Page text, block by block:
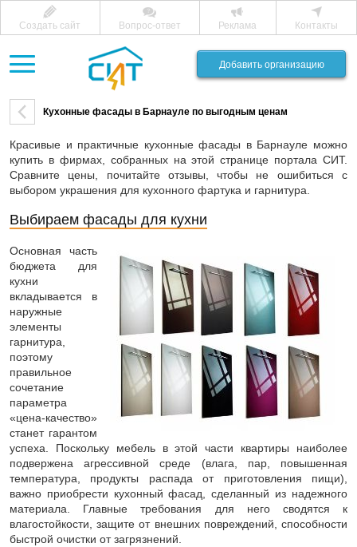
Создать сайт Вопрос-ответ Реклама Контакты
Добавить организацию
Кухонные фасады в Барнауле по выгодным ценам
Красивые и практичные кухонные фасады в Барнауле можно
купить в фирмах, собранных на этой странице портала СИТ.
Сравните цены, почитайте отзывы, чтобы не ошибиться с
выбором украшения для кухонного фартука и гарнитура.
Выбираем фасады для кухни
Основная часть
бюджета для
кухни
вкладывается в
наружные
элементы
гарнитура,
поэтому
правильное
сочетание
параметра
«цена-качество»
станет гарантом
успеха. Поскольку мебель в этой части квартиры наиболее
подвержена агрессивной среде (влага, пар, повышенная
температура, продукты распада от приготовления пищи),
важно приобрести кухонный фасад, сделанный из надежного
материала. Главные требования для него сводятся к
влагостойкости, защите от внешних повреждений, способности
быстрой очистки от загрязнений.